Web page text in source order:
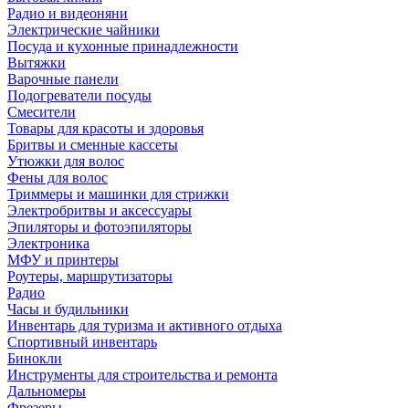
Радио и видеоняни
Электрические чайники
Посуда и кухонные принадлежности
Вытяжки
Варочные панели
Подогреватели посуды
Смесители
Товары для красоты и здоровья
Бритвы и сменные кассеты
Утюжки для волос
Фены для волос
Триммеры и машинки для стрижки
Электробритвы и аксессуары
Эпиляторы и фотоэпиляторы
Электроника
МФУ и принтеры
Роутеры, маршрутизаторы
Радио
Часы и будильники
Инвентарь для туризма и активного отдыха
Спортивный инвентарь
Бинокли
Инструменты для строительства и ремонта
Дальномеры